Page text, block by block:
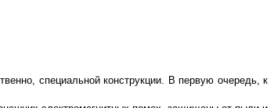
специальной конструкции. В первую очередь, к